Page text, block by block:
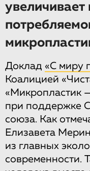
Доклад «С миру
Коалицией
«Микропластик
при поддержке
союза. Как
Елизавета
из главных
современности.